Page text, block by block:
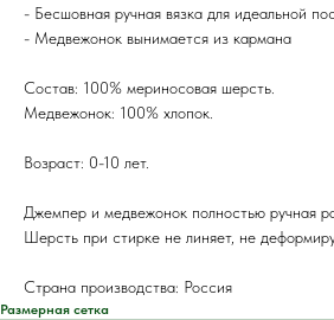
- Бесшовная ручная вязка для идеальной
- Медвежонок вынимается из кармана
Состав: 100% мериносовая шерсть.
Медвежонок: 100% хлопок.
Возраст: 0-10 лет.
Джемпер и медвежонок полностью ручная
Шерсть при стирке не линяет, не
Страна производства: Россия
Размерная сетка